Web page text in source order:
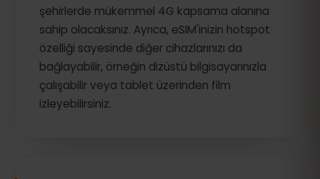
şehirlerde mükemmel 4G kapsama alanına
sahip olacaksınız. Ayrıca, eSIM'inizin hotspot
özelliği sayesinde diğer cihazlarınızı da
bağlayabilir, örneğin dizüstü bilgisayarınızla
çalışabilir veya tablet üzerinden film
izleyebilirsiniz.